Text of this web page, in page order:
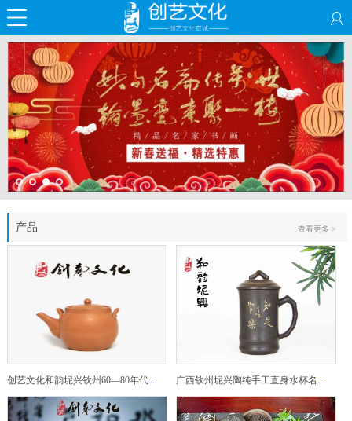
产品 查看更多 >
创艺文化和韵坭兴钦州60—80年代坭兴陶老壶——玉奎壶 广西钦州坭兴陶纯手工直身水杯名家陶瓷大师紫砂建水紫陶